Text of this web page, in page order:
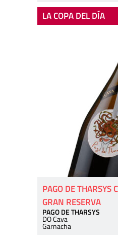
LA COPA DEL DÍA
PAGO DE THARSYS
GRAN RESERVA
PAGO DE THARSYS
DO Cava
Garnacha